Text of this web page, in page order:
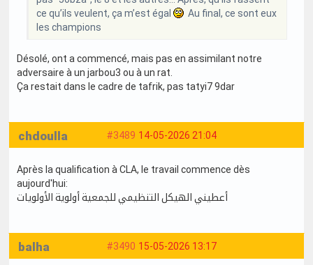
ce qu’ils veulent, ça m’est égal
Au final, ce sont eux
les champions
Désolé, ont a commencé, mais pas en assimilant notre
adversaire à un jarbou3 ou à un rat.
Ça restait dans le cadre de tafrik, pas tatyi7 9dar
#3489 14-05-2026 21:04
chdoulla
Après la qualification à CLA, le travail commence dès
aujourd'hui:
أعطيني الهيكل التنظيمي للجمعية أولوية الأولويات
#3490 15-05-2026 13:17
balha